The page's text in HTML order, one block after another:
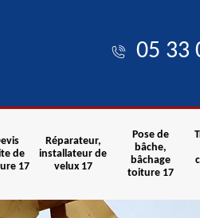
05 33
de
17
Réparateur,
installateur de
velux 17
Pose de
bâche,
bâchage
toiture 17